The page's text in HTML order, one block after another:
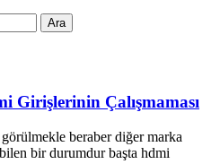
Girişlerinin Çalışmaması
beraber diğer marka
bir durumdur başta hdmi